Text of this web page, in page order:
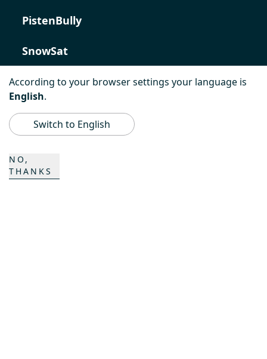
PistenBully
SnowSat
PowerBully
BeachTech
K COMPOSITES
According to your browser settings your language is
English.
NO,
THANKS
Switch to English